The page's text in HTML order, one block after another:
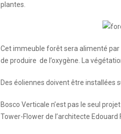
plantes.
Cet immeuble forêt sera alimenté par
de produire de l’oxygène. La
Des éoliennes doivent être installées
Bosco Verticale n’est pas le seul
Tower-Flower de l’architecte